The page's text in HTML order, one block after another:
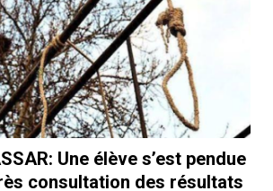
Une élève s’est pendue
consultation des résultats